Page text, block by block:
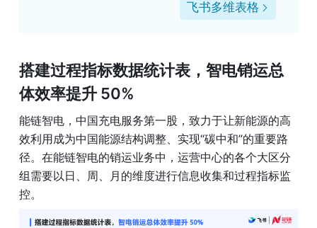
飞书多维表格
搭建过程指标数据统计表，智电销运总
体效率提升 50%
能链智电，中国充电服务第一股，致力于让新能源的高
效利用成为中国能源结构调整、实现“碳中和”的重要路
径。在能链智电的销运业务中，运营中心的各个大区分
组需要以日、周、月的维度进行信息收集和过程指标监
控。